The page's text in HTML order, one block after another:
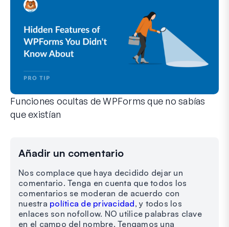
Funciones ocultas de WPForms que no sabías
que existían
Añadir un comentario
Nos complace que haya decidido dejar un
comentario. Tenga en cuenta que todos los
comentarios se moderan de acuerdo con
nuestra política de privacidad, y todos los
enlaces son nofollow. NO utilice palabras clave
en el campo del nombre. Tengamos una